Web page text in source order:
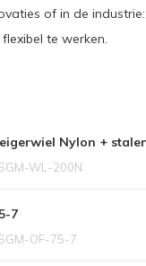
of in de
te werken.
Nylon +
WL-200N
7
OF-75-7